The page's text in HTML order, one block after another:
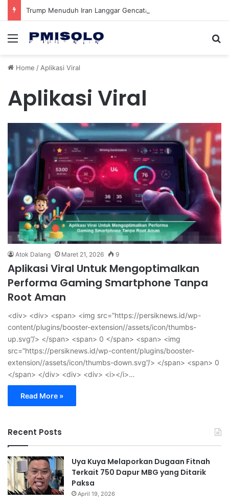
Menu
Home /Aplikasi Viral
Aplikasi Viral
Atok Dalang Maret 21, 2026 9
Aplikasi Viral Untuk Mengoptimalkan
Performa Gaming Smartphone Tanpa
Root Aman
<div> <div> <span> <img src=”https://persiknews.id/wp-
content/plugins/booster-extension//assets/icon/thumbs-
up.svg”/> </span> <span> 0 </span> <span> <img
src=”https://persiknews.id/wp-content/plugins/booster-
extension//assets/icon/thumbs-down.svg”/> </span> <span> 0
</span> </div> <div> <div> <i></i>…
Read More »
Recent Posts
Uya Kuya Melaporkan Dugaan Fitnah
Terkait 750 Dapur MBG yang Ditarik
Paksa
April 19, 2026